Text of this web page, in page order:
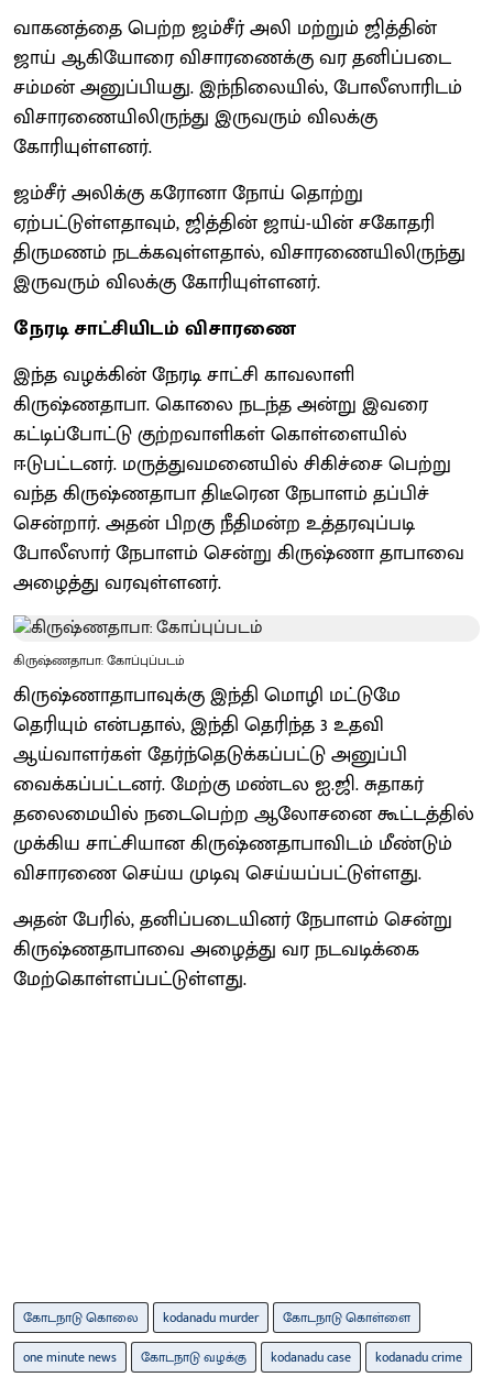
வாகனத்தை பெற்ற ஜம்சீர் அலி மற்றும் ஜித்தின்
ஜாய் ஆகியோரை விசாரணைக்கு வர தனிப்படை
சம்மன் அனுப்பியது. இந்நிலையில், போலீஸாரிடம்
விசாரணையிலிருந்து இருவரும் விலக்கு
கோரியுள்ளனர்.
ஜம்சீர் அலிக்கு கரோனா நோய் தொற்று
ஏற்பட்டுள்ளதாவும், ஜித்தின் ஜாய்-யின் சகோதரி
திருமணம் நடக்கவுள்ளதால், விசாரணையிலிருந்து
இருவரும் விலக்கு கோரியுள்ளனர்.
நேரடி சாட்சியிடம் விசாரணை
இந்த வழக்கின் நேரடி சாட்சி காவலாளி
கிருஷ்ணதாபா. கொலை நடந்த அன்று இவரை
கட்டிப்போட்டு குற்றவாளிகள் கொள்ளையில்
ஈடுபட்டனர். மருத்துவமனையில் சிகிச்சை பெற்று
வந்த கிருஷ்ணதாபா திடீரென நேபாளம் தப்பிச்
சென்றார். அதன் பிறகு நீதிமன்ற உத்தரவுப்படி
போலீஸார் நேபாளம் சென்று கிருஷ்ணா தாபாவை
அழைத்து வரவுள்ளனர்.
கிருஷ்ணதாபா: கோப்புப்படம்
கிருஷ்ணாதாபாவுக்கு இந்தி மொழி மட்டுமே
தெரியும் என்பதால், இந்தி தெரிந்த 3 உதவி
ஆய்வாளர்கள் தேர்ந்தெடுக்கப்பட்டு அனுப்பி
வைக்கப்பட்டனர். மேற்கு மண்டல ஐ.ஜி. சுதாகர்
தலைமையில் நடைபெற்ற ஆலோசனை கூட்டத்தில்
முக்கிய சாட்சியான கிருஷ்ணதாபாவிடம் மீண்டும்
விசாரணை செய்ய முடிவு செய்யப்பட்டுள்ளது.
அதன் பேரில், தனிப்படையினர் நேபாளம் சென்று
கிருஷ்ணதாபாவை அழைத்து வர நடவடிக்கை
மேற்கொள்ளப்பட்டுள்ளது.
கோடநாடு கொலை kodanadu murder
கோடநாடு கொள்ளை
one minute news
கோடநாடு வழக்கு kodanadu case kodanadu crime